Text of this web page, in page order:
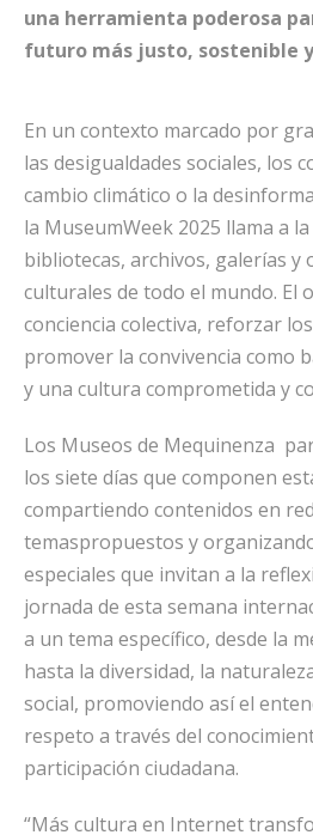
una herramienta poderosa
futuro más justo, sostenible
En un contexto marcado por
las desigualdades sociales, los
cambio climático o la
la MuseumWeek 2025 llama a
bibliotecas, archivos, galerías y
culturales de todo el mundo. El
conciencia colectiva, reforzar
promover la convivencia como
y una cultura comprometida y
Los Museos de Mequinenza
los siete días que componen
compartiendo contenidos en
temaspropuestos y
especiales que invitan a la
jornada de esta semana
a un tema específico, desde la
hasta la diversidad, la
social, promoviendo así el
respeto a través del
participación ciudadana.
“Más cultura en Internet